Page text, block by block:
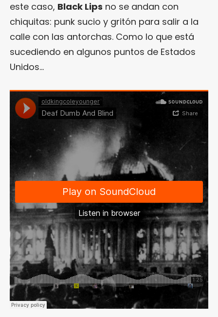
este caso, Black Lips no se andan con
chiquitas: punk sucio y gritón para salir a la
calle con las antorchas. Como lo que está
sucediendo en algunos puntos de Estados
Unidos…